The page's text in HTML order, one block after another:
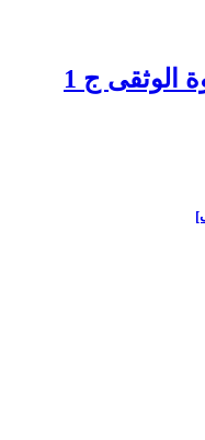
الوثقى ج 1